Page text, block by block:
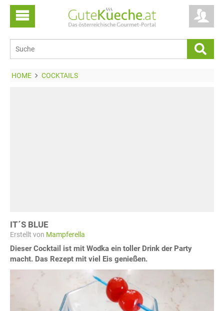
HOME COCKTAILS
IT´S BLUE
Erstellt von Mampferella
Dieser Cocktail ist mit Wodka ein toller Drink der Party
macht. Das Rezept mit viel Eis genießen.